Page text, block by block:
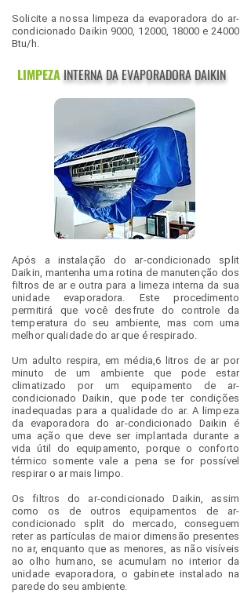
Solicite a nossa limpeza da evaporadora do ar-
condicionado Daikin 9000, 12000, 18000 e 24000
Btu/h.
LIMPEZAINTERNA DA EVAPORADORA DAIKIN
Após a instalação do ar-condicionado split
Daikin, mantenha uma rotina de manutenção dos
filtros de ar e outra para a limeza interna da sua
unidade evaporadora. Este procedimento
permitirá que você desfrute do controle da
temperatura do seu ambiente, mas com uma
melhor qualidade do ar que é respirado.
Um adulto respira, em média,6 litros de ar por
minuto de um ambiente que pode estar
climatizado por um equipamento de ar-
condicionado Daikin, que pode ter condições
inadequadas para a qualidade do ar. A limpeza
da evaporadora do ar-condicionado Daikin é
uma ação que deve ser implantada durante a
vida útil do equipamento, porque o conforto
térmico somente vale a pena se for possível
respirar o ar mais limpo.
Os filtros do ar-condicionado Daikin, assim
como os de outros equipamentos de ar-
condicionado split do mercado, conseguem
reter as partículas de maior dimensão presentes
no ar, enquanto que as menores, as não visíveis
ao olho humano, se acumulam no interior da
unidade evaporadora, o gabinete instalado na
parede do seu ambiente.